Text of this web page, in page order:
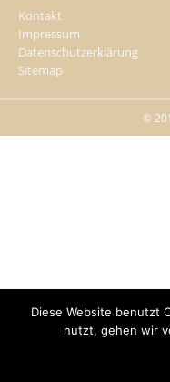
Kontakt
Impressum
Datenschutzerklärung
Sitemap
©
Diese Website benutzt
nutzt, gehen wir